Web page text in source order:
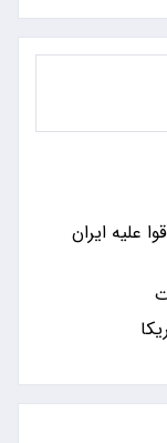
علیه ایران